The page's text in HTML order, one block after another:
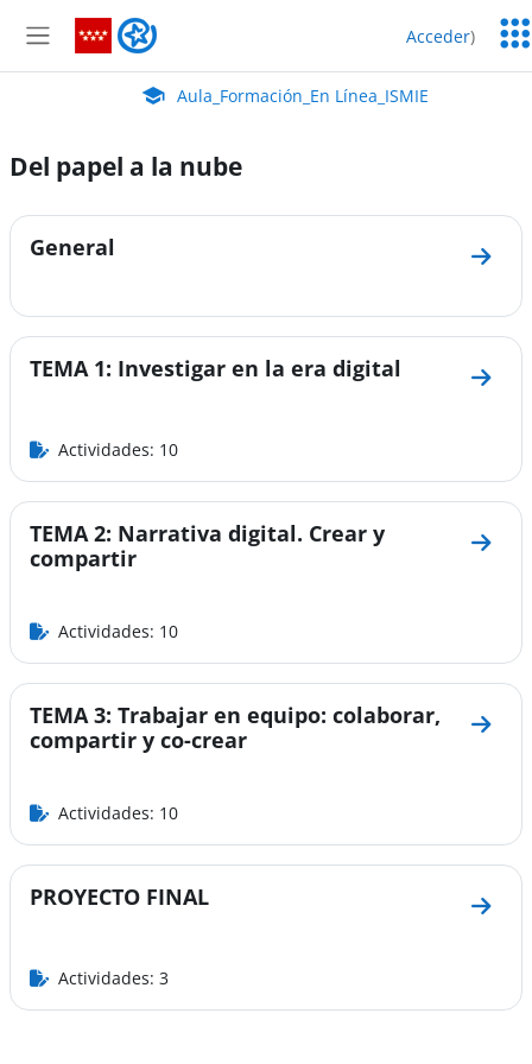
Panel lateral
Aula_Formación_En Línea_ISMIE Acceder)
Aula Virtual de EducaMadrid:
Aula_Formación_En Línea_ISMIE
Del papel a la nube
Perfilado de sección
General
Ir a
TEMA 1: Investigar en la era digital
Ir a
Actividades: 10
TEMA 2: Narrativa digital. Crear y
compartir
Ir a
Actividades: 10
TEMA 3: Trabajar en equipo: colaborar,
compartir y co-crear
Ir a
Actividades: 10
PROYECTO FINAL
Ir a
Actividades: 3